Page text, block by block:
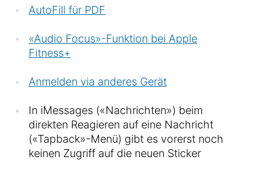
AutoFill für PDF
«Audio Focus»-Funktion bei Apple
Fitness+
Anmelden via anderes Gerät
In iMessages («Nachrichten») beim
direkten Reagieren auf eine Nachricht
(«Tapback»-Menü) gibt es vorerst noch
keinen Zugriff auf die neuen Sticker